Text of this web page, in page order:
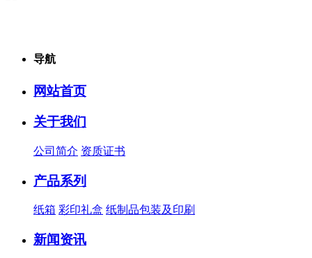
导航
网站首页
关于我们
公司简介 资质证书
产品系列
纸箱 彩印礼盒 纸制品包装及印刷
新闻资讯